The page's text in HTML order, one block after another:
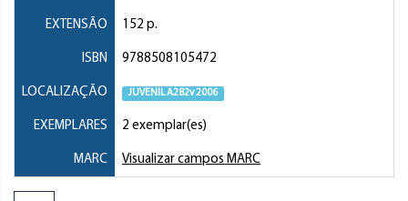
EXTENSÃO 152 p.
ISBN 9788508105472
LOCALIZAÇÃO JUVENIL A282v 2006
EXEMPLARES 2 exemplar(es)
MARC Visualizar campos MARC